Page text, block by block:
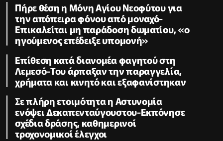
Πήρε θέση η Μόνη Αγίου Νεοφύτου για
την απόπειρα φόνου από μοναχό-
Επικαλείται μη παράδοση δωματίου, «ο
ηγούμενος επέδειξε υπομονή»
Επίθεση κατά διανομέα φαγητού στη
Λεμεσό-Του άρπαξαν την παραγγελία,
χρήματα και κινητό και εξαφανίστηκαν
Σε πλήρη ετοιμότητα η Αστυνομία
ενόψει Δεκαπενταύγουστου-Εκπόνησε
σχέδια δράσης, καθημερινοί
τροχονομικοί έλεγχοι